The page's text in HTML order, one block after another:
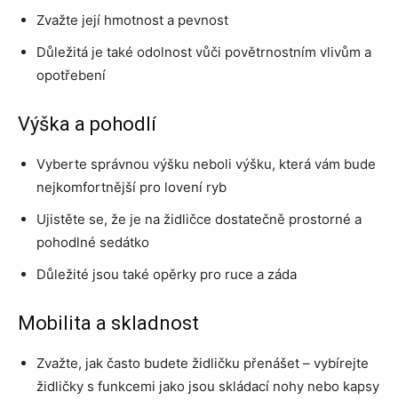
Zvažte její hmotnost a pevnost
Důležitá je také odolnost vůči povětrnostním vlivům a
opotřebení
Výška a pohodlí
Vyberte správnou výšku neboli výšku, která vám bude
nejkomfortnější pro lovení ryb
Ujistěte se, že je na židličce dostatečně prostorné a
pohodlné sedátko
Důležité jsou také opěrky pro ruce a záda
Mobilita a skladnost
Zvažte, jak často budete židličku přenášet – vybírejte
židličky s funkcemi jako jsou skládací nohy nebo kapsy